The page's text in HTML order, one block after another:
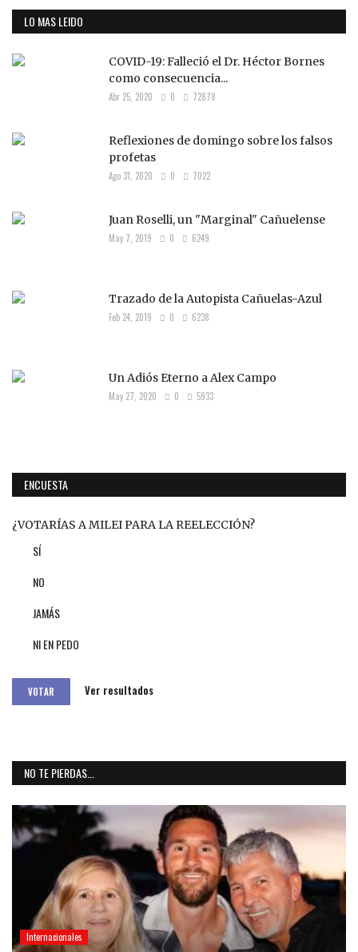
LO MAS LEIDO
COVID-19: Falleció el Dr. Héctor Bornes
como consecuencia...
Abr 25, 2020 0 72878
Reflexiones de domingo sobre los falsos
profetas
Ago 31, 2020 0 7022
Juan Roselli, un "Marginal" Cañuelense
May 7, 2019 0 6249
Trazado de la Autopista Cañuelas-Azul
Feb 24, 2019 0 6238
Un Adiós Eterno a Alex Campo
May 27, 2020 0 5933
ENCUESTA
¿VOTARÍAS A MILEI PARA LA REELECCIÓN?
SÍ
NO
JAMÁS
NI EN PEDO
VOTAR Ver resultados
NO TE PIERDAS...
Internacionales